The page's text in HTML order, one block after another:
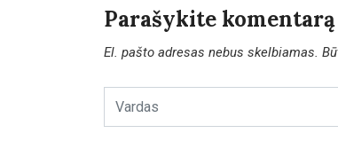
Parašykite komentarą
El. pašto adresas nebus skelbiamas.